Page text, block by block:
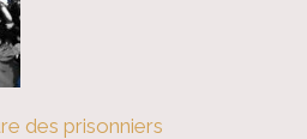
des prisonniers